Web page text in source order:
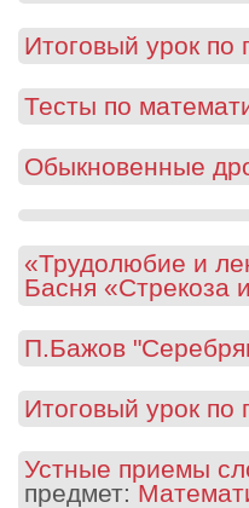
Итоговый урок по
Тесты по
Обыкновенные
«Трудолюбие и
Басня «Стрекоза
П.Бажов
Итоговый урок по
Устные приемы
предмет: